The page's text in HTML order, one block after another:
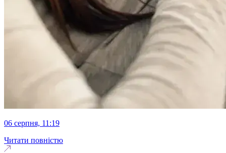
06 серпня, 11:19
Читати повністю